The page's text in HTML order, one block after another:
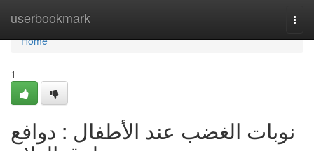
userbookmark
Home
Home
1
نوبات الغضب عند الأطفال : دوافع